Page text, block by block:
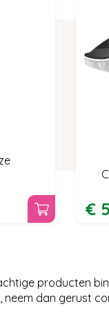
€
producten
neem dan gerust